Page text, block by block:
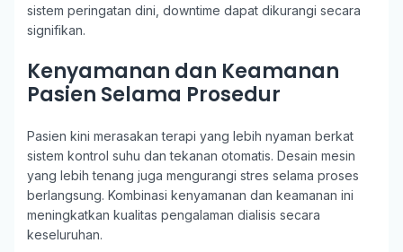
sistem peringatan dini, downtime dapat dikurangi secara
signifikan.
Kenyamanan dan Keamanan
Pasien Selama Prosedur
Pasien kini merasakan terapi yang lebih nyaman berkat
sistem kontrol suhu dan tekanan otomatis. Desain mesin
yang lebih tenang juga mengurangi stres selama proses
berlangsung. Kombinasi kenyamanan dan keamanan ini
meningkatkan kualitas pengalaman dialisis secara
keseluruhan.